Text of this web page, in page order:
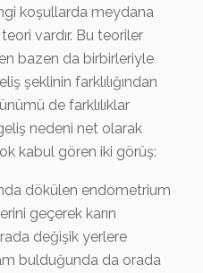
koşullarda meydana
vardır. Bu teoriler
bazen da birbirleriyle
şeklinin farklılığından
de farklılıklar
nedeni net olarak
kabul gören iki görüş:
dökülen endometrium
geçerek karın
değişik yerlere
bulduğunda da orada